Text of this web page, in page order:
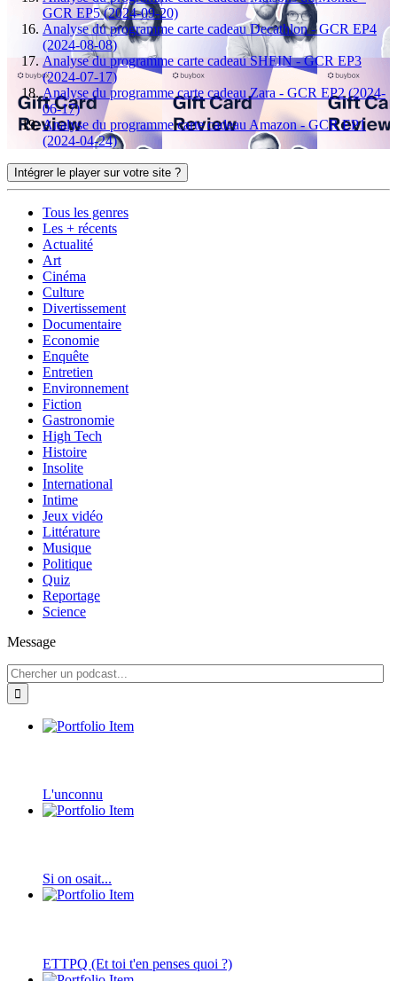
GCR EP5 (2024-09-20)
Analyse du programme carte cadeau Decathlon - GCR EP4
(2024-08-08)
Analyse du programme carte cadeau SHEIN - GCR EP3
(2024-07-17)
Analyse du programme carte cadeau Zara - GCR EP2 (2024-
06-17)
Analyse du programme carte cadeau Amazon - GCR EP1
(2024-04-24)
Intégrer le player sur votre site ?
Tous les genres
Les + récents
Actualité
Art
Cinéma
Culture
Divertissement
Documentaire
Economie
Enquête
Entretien
Environnement
Fiction
Gastronomie
High Tech
Histoire
Insolite
International
Intime
Jeux vidéo
Littérature
Musique
Politique
Quiz
Reportage
Science
Message
L'unconnu
Si on osait...
ETTPQ (Et toi t'en penses quoi ?)